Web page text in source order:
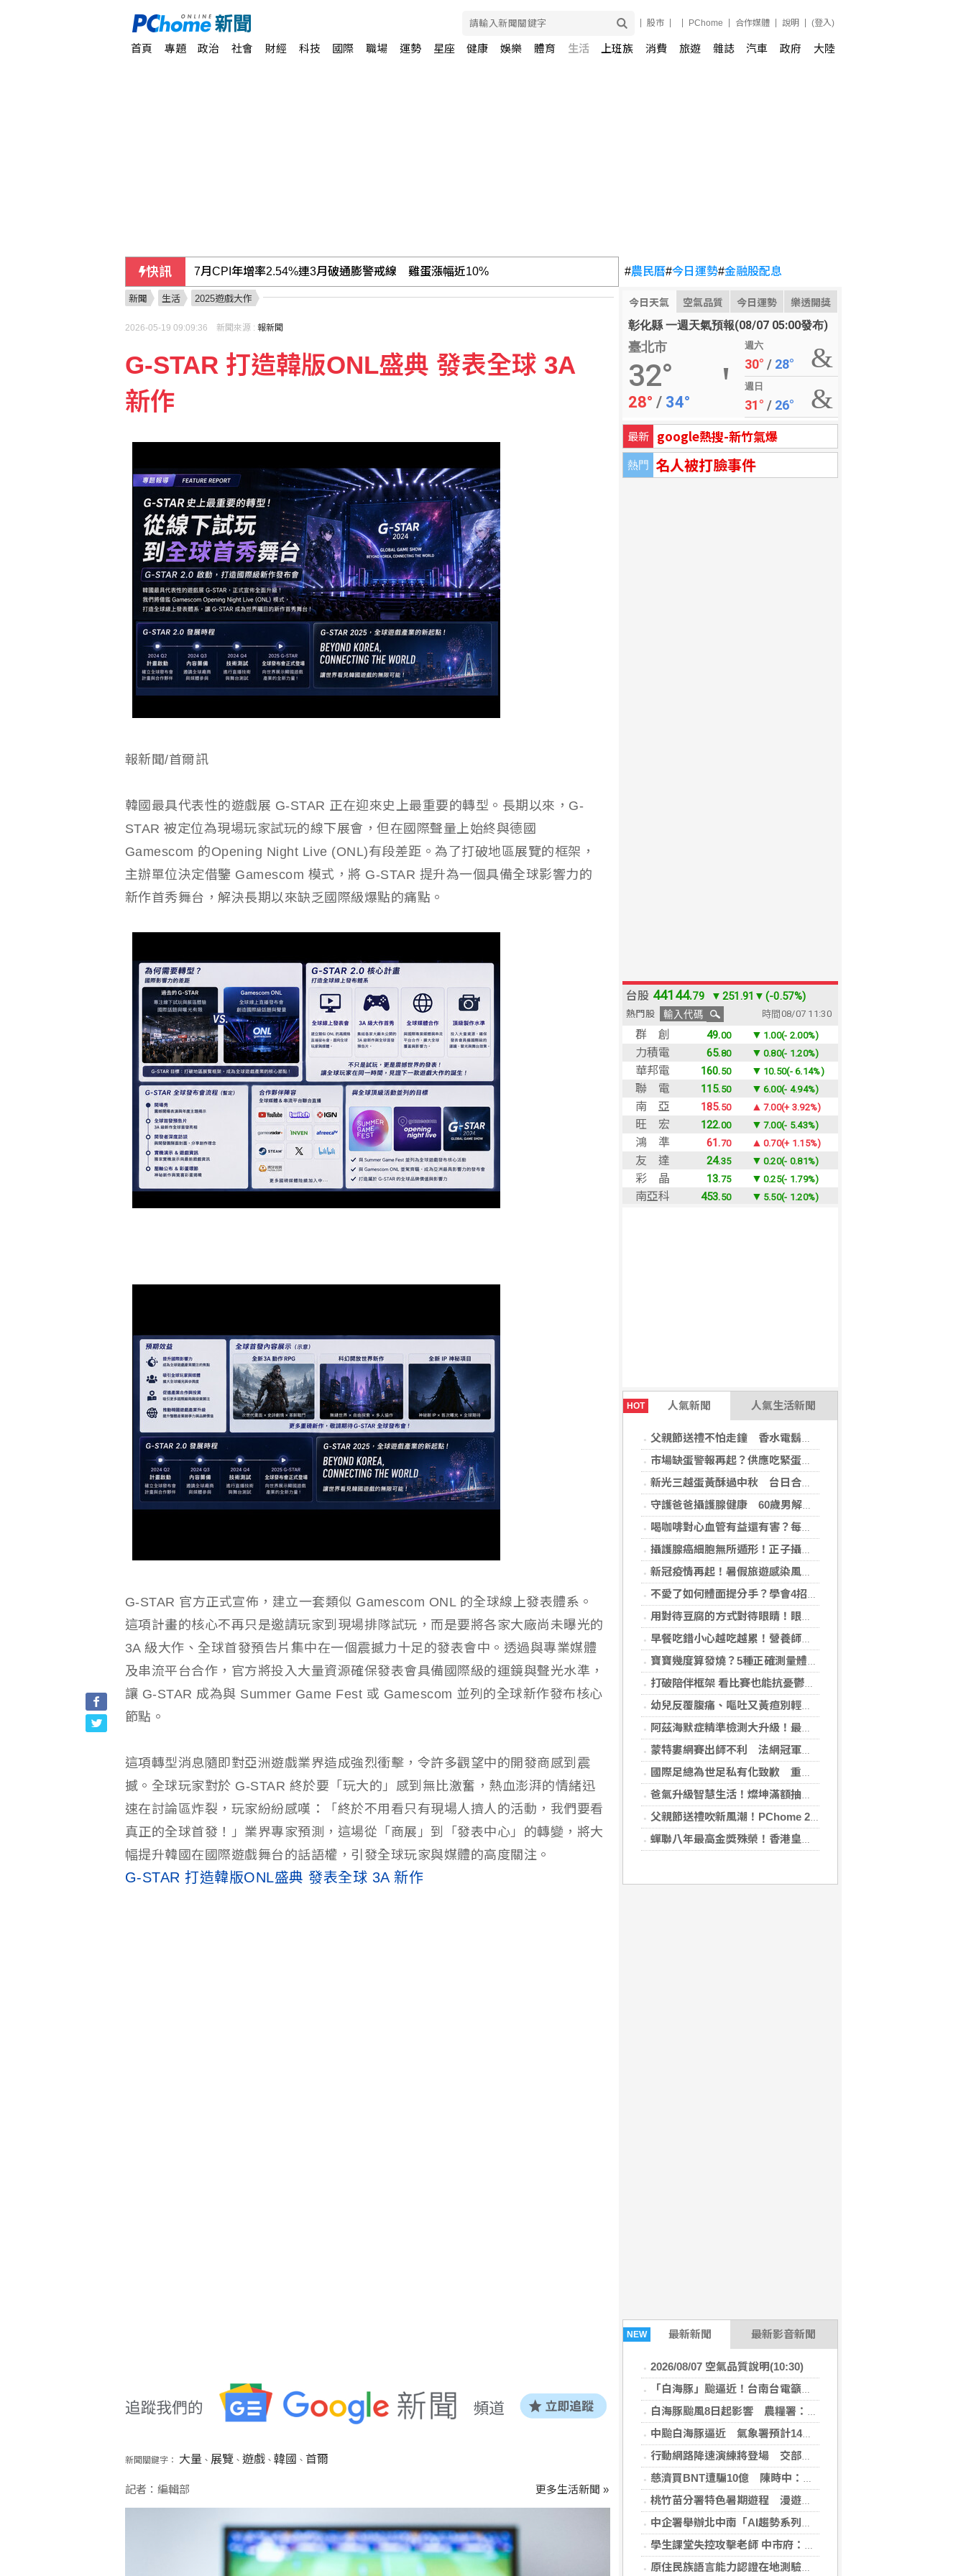
股市 PChome 合作媒體 說明 (登入)
首頁 專題 政治 社會 財經 科技 國際 職場 運勢 星座 健康 娛樂 體育 生活 上班族 消費 旅遊 雜誌 汽車 政府 大陸
快訊 前香港民主黨成員涂謹申離港赴英 與家人團聚
李灝宇替補2打數未敲安 拚MLB台將單季最多安卡關
#農民曆#今日運勢#金融股配息
今日天氣 空氣品質 今日運勢 樂透開獎
彰化縣 一週天氣預報(08/07 05:00發布)
臺北市
32°
28° / 34°
週六
30° / 28°
週日
31° / 26°
最新 google熱搜-新竹氣爆
熱門 名人被打臉事件
HOT 人氣新聞 人氣生活新聞
父親節送禮不怕走鐘 香水電鬍刀千年不敗
市場缺蛋警報再起？供應吃緊蛋價蠢蠢欲動
新光三越蛋黃酥過中秋 台日合作開發話題新品
守護爸爸攝護腺健康 60歲男解尿異常 靠PHI檢測及早揪出攝護腺癌
喝咖啡對心血管有益還有害？每日可以喝幾杯咖啡？美心臟協會一次解答
攝護腺癌細胞無所遁形！正子攝影掃描揪出攝護腺癌，精準定位助早期治療
新冠疫情再起！暑假旅遊感染風險增 專家教你這樣做好防護
不愛了如何體面提分手？學會4招重新看待分手：道歉、挽留都沒必要
用對待豆腐的方式對待眼睛！眼科醫揭「4件事」絕不可以對眼睛做
早餐吃錯小心越吃越累！營養師點名3大NG組合：根本「台式安眠藥」
寶寶幾度算發燒？5種正確測量體溫的方法：耳溫測量快、額溫快速便利
打破陪伴框架 看比賽也能抗憂鬱？日最新研究指出：觀看運動賽事 老年憂鬱症風險降低3成
幼兒反覆腹痛、嘔吐又黃疸別輕忽 當心罹患罕見先天性膽管囊腫
阿茲海默症精準檢測大升級！最新血液生物標記檢測，不再只能靠「猜」
蒙特婁網賽出師不利 法網冠軍茲韋列夫輸荷蘭對手
國際足總為世足私有化致歉 重申力挺主席英凡提諾
爸氣升級智慧生活！燦坤滿額抽折疊旗艦機、台灣大 3C 豪禮最低 0 元帶回家
父親節送禮吹新風潮！PChome 24h 購物揭男香 TOP5 與居家健身器材買氣翻倍
蟬聯八年最高金獎殊榮！香港皇玥推「五大亮點」中秋禮盒
NEW 最新新聞 最新影音新聞
2026/08/07 空氣品質說明(10:30)
「白海豚」颱逼近！台南台電籲落實防範災損
白海豚颱風8日起影響 農糧署：請農友注意安全、加強防範措施
中颱白海豚逼近 氣象署預計14：30發海警
行動網路降速演練將登場 交部呼籲旅客提早到站
慈濟買BNT遭騙10億 陳時中：他們是受害者
桃竹苗分署特色暑期遊程 漫遊在地風情深度體驗客庄與農村魅力
中企署舉辦北中南「AI趨勢系列論壇」 協助中小企業加速數位轉型
學生課堂失控攻擊老師 中市府：啟動輔導依規處理
原住民族語言能力認證在地測驗正式啟動 首創即測即評即發證
新聞 生活 2025遊戲大作
2026-05-19 09:09:36 新聞來源 : 報新聞
G-STAR 打造韓版ONL盛典 發表全球 3A
新作
報新聞/首爾訊
韓國最具代表性的遊戲展 G-STAR 正在迎來史上最重要的轉型。長期以來，G-
STAR 被定位為現場玩家試玩的線下展會，但在國際聲量上始終與德國
Gamescom 的Opening Night Live (ONL)有段差距。為了打破地區展覽的框架，
主辦單位決定借鑒 Gamescom 模式，將 G-STAR 提升為一個具備全球影響力的
新作首秀舞台，解決長期以來缺乏國際級爆點的痛點。
G-STAR 官方正式宣佈，建立一套類似 Gamescom ONL 的全球線上發表體系。
這項計畫的核心不再只是邀請玩家到現場排隊試玩，而是要將各家大廠尚未曝光的
3A 級大作、全球首發預告片集中在一個震撼力十足的發表會中。透過與專業媒體
及串流平台合作，官方將投入大量資源確保發表會具備國際級的運鏡與聲光水準，
讓 G-STAR 成為與 Summer Game Fest 或 Gamescom 並列的全球新作發布核心
節點。
這項轉型消息隨即對亞洲遊戲業界造成強烈衝擊，令許多觀望中的開發商感到震
撼。全球玩家對於 G-STAR 終於要「玩大的」感到無比激奮，熱血澎湃的情緒迅
速在討論區炸裂，玩家紛紛感嘆：「終於不用看只有現場人擠人的活動，我們要看
真正的全球首發！」業界專家預測，這場從「商展」到「發表中心」的轉變，將大
幅提升韓國在國際遊戲舞台的話語權，引發全球玩家與媒體的高度關注。
G-STAR 打造韓版ONL盛典 發表全球 3A 新作
新聞關鍵字： 大量 、 展覽、 遊戲、 韓國 、 首爾
記者：編輯部 更多生活新聞 »